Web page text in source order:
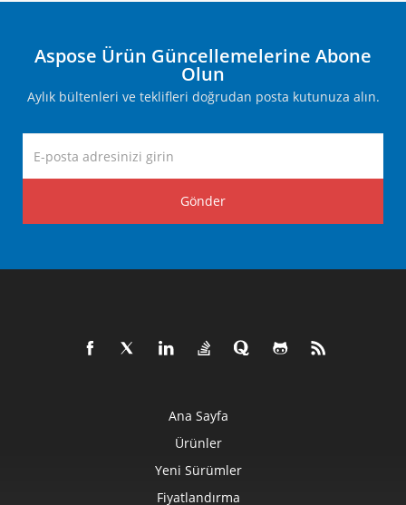
Aspose Ürün Güncellemelerine Abone
Olun
Aylık bültenleri ve teklifleri doğrudan posta kutunuza alın.
Gönder
Ana Sayfa
Ürünler
Yeni Sürümler
Fiyatlandırma